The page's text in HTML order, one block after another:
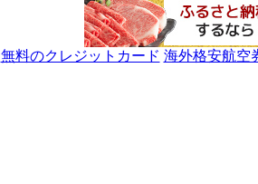
無料のクレジットカード 海外格安航空